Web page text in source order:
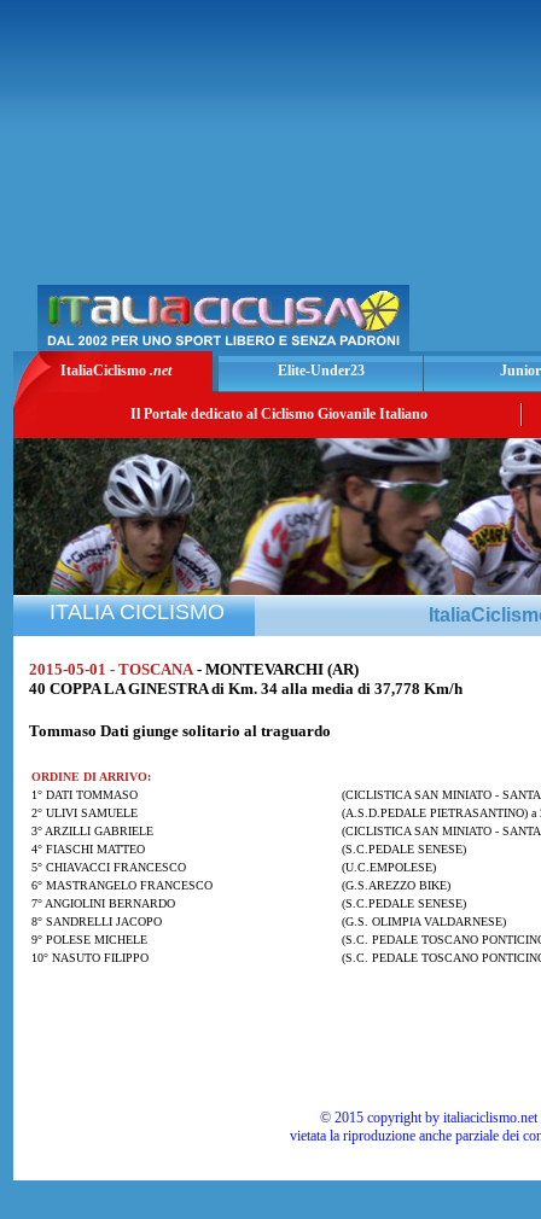
ItaliaCiclismo .net Elite-Under23
Il Portale dedicato al Ciclismo Giovanile Italiano
ITALIA CICLISMO
2015-05-01 - TOSCANA - MONTEVARCHI (AR)
40 COPPA LA GINESTRA di Km. 34 alla media di 37,778 Km/h
Tommaso Dati giunge solitario al traguardo
ORDINE DI ARRIVO:
1° DATI TOMMASO
(CICLISTICA SAN MINIATO -
2° ULIVI SAMUELE
(A.S.D.PEDALE PIETRASANTINO) a
3° ARZILLI GABRIELE
(CICLISTICA SAN MINIATO -
4° FIASCHI MATTEO
(S.C.PEDALE SENESE)
5° CHIAVACCI FRANCESCO
(U.C.EMPOLESE)
6° MASTRANGELO FRANCESCO
(G.S.AREZZO BIKE)
7° ANGIOLINI BERNARDO
(S.C.PEDALE SENESE)
8° SANDRELLI JACOPO
(G.S. OLIMPIA VALDARNESE)
9° POLESE MICHELE
(S.C. PEDALE TOSCANO
10° NASUTO FILIPPO
(S.C. PEDALE TOSCANO
© 2015 copyright by
vietata la riproduzione anche parziale dei